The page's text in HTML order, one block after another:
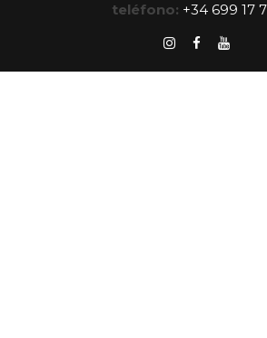
teléfono: +34 699 17